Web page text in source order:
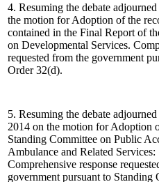
4. Resuming the debate
the motion for Adoption of the
contained in the Final Report of
on Developmental Services.
requested from the government
Order 32(d).
5. Resuming the debate
2014 on the motion for Adoption
Standing Committee on Public
Ambulance and Related
Comprehensive response
government pursuant to Standing